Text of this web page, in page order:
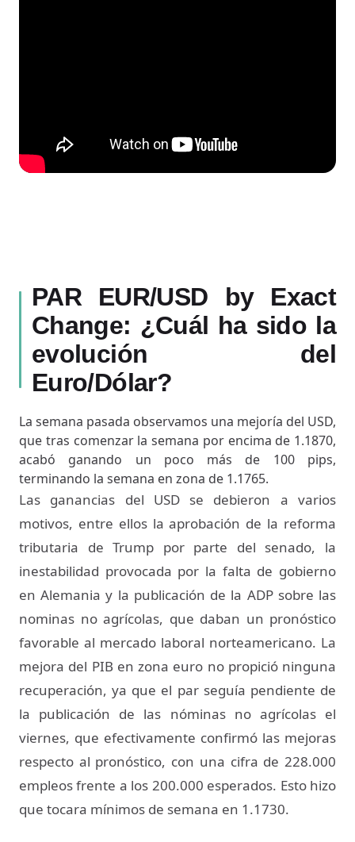
PAR EUR/USD by Exact
Change: ¿Cuál ha sido la
evolución del
Euro/Dólar?
La semana pasada observamos una mejoría del USD,
que tras comenzar la semana por encima de 1.1870,
acabó ganando un poco más de 100 pips,
terminando la semana en zona de 1.1765.
Las ganancias del USD se debieron a varios
motivos, entre ellos la aprobación de la reforma
tributaria de Trump por parte del senado, la
inestabilidad provocada por la falta de gobierno
en Alemania y la publicación de la ADP sobre las
nominas no agrícolas, que daban un pronóstico
favorable al mercado laboral norteamericano. La
mejora del PIB en zona euro no propició ninguna
recuperación, ya que el par seguía pendiente de
la publicación de las nóminas no agrícolas el
viernes, que efectivamente confirmó las mejoras
respecto al pronóstico, con una cifra de 228.000
empleos frente a los 200.000 esperados. Esto hizo
que tocara mínimos de semana en 1.1730.